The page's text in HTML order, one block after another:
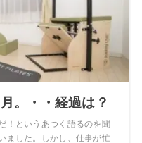
。・・経過は？
！というあつく語るのを聞
ました。しかし、仕事が忙